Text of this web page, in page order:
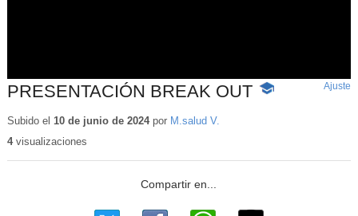
PRESENTACIÓN BREAK OUT -
Ajuste
Subido el 10 de junio de 2024por M.salud V.
4visualizaciones